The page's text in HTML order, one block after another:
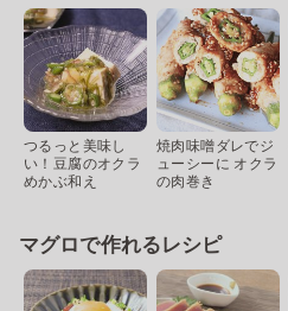
つるっと美味し
い！豆腐のオクラ
めかぶ和え
焼肉味噌ダレでジ
ューシーに オクラ
の肉巻き
マグロで作れるレシピ